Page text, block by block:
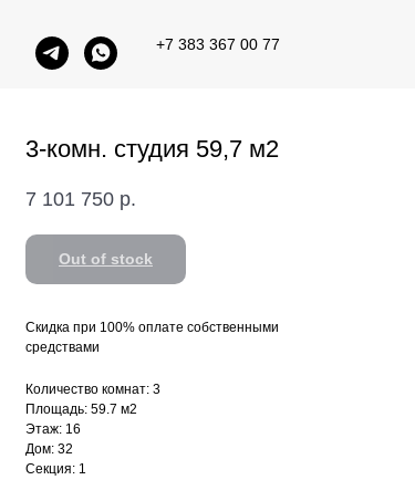
+7 383 367 00 77
3-комн. студия 59,7 м2
7 101 750 р.
Out of stock
Скидка при 100% оплате собственными
средствами
Количество комнат: 3
Площадь: 59.7 м2
Этаж: 16
Дом: 32
Секция: 1